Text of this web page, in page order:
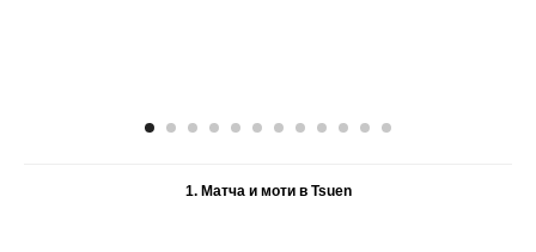
1. Матча и моти в Tsuen